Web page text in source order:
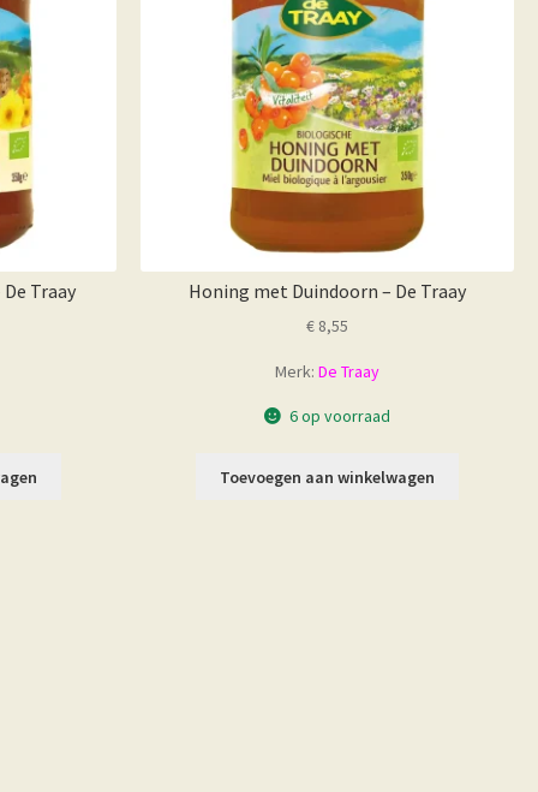
Traay Honing met Duindoorn – De Traay
€ 8,55
Merk: De Traay
6 op voorraad
Toevoegen aan winkelwagen